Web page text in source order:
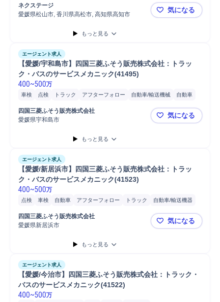
ネクステージ
愛媛県松山市, 香川県高松市, 高知県高知市
四国エリア
気になる
もっと見る
エージェント求人
【愛媛/宇和島市】四国三菱ふそう販売株式会社：トラッ
ク・バスのサービスメカニック(41495)
400~500万
車検 点検 トラック アフターフォロー 自動車/輸送機械 自動車
四国三菱ふそう販売株式会社
愛媛県宇和島市
【愛媛/宇和
気になる
もっと見る
エージェント求人
【愛媛/新居浜市】四国三菱ふそう販売株式会社：トラッ
ク・バスのサービスメカニック(41523)
400~500万
点検 車検 自動車 アフターフォロー トラック
自動車/輸送機器
自動車/輸送機械
四国三菱ふそう販売株式会社
愛媛県新居浜市
【愛媛/新居
気になる
もっと見る
エージェント求人
【愛媛/今治市】四国三菱ふそう販売株式会社：トラック・
バスのサービスメカニック(41522)
400~500万